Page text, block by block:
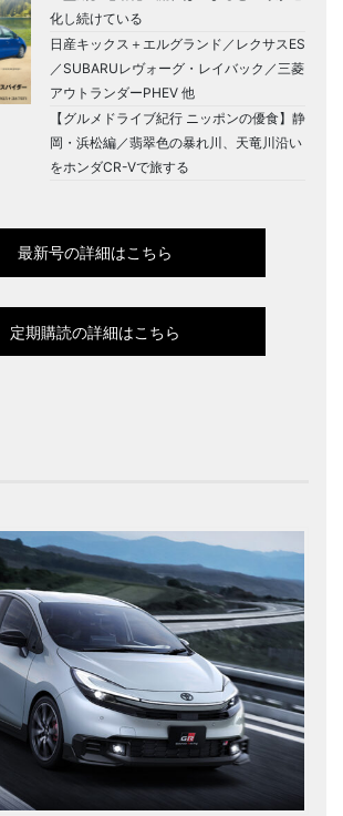
化し続けている
日産キックス＋エルグランド／レクサスES
／SUBARUレヴォーグ・レイバック／三菱
アウトランダーPHEV 他
【グルメドライブ紀行 ニッポンの優食】静
岡・浜松編／翡翠色の暴れ川、天竜川沿い
をホンダCR-Vで旅する
最新号の詳細はこちら
定期購読の詳細はこちら